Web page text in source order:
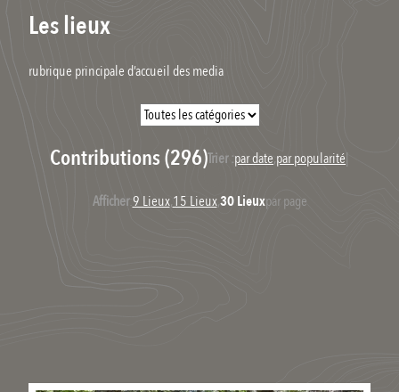
Les lieux
rubrique principale d’accueil des media
Contributions (296)Trier :par date,par popularité|
Afficher:9 Lieux,15 Lieux,30 Lieuxpar page